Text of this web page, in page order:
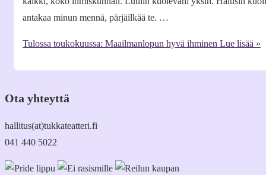
antakaa minun mennä, pärjäilkää te. …
Tulossa toukokuussa: Maailmanlopun hyvä ihminen Lue lisää »
Ota yhteyttä
hallitus(at)tukkateatteri.fi
041 440 5022